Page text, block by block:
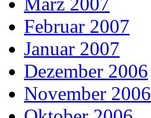
Februar 2007
Januar 2007
Dezember 2006
November 2006